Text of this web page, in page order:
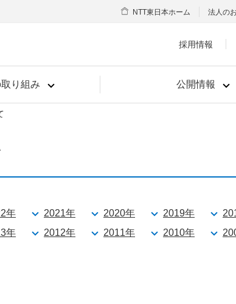
り組み 公開情報
NTT東日本ホーム 法人の
採用情報
年 2021年 2020年 2019年
年 2012年 2011年 2010年